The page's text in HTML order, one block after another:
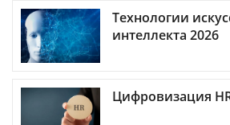
Технологии
интеллекта 2026
Цифровизация